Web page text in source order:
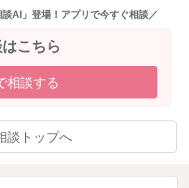
AI」登場！アプリで今すぐ相談／
こちら
相談する
談トップへ